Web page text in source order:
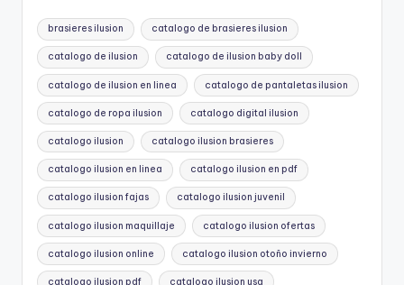
brasieres ilusion catalogo de brasieres ilusion
catalogo de ilusion catalogo de ilusion baby doll
catalogo de ilusion en linea catalogo de pantaletas ilusion
catalogo de ropa ilusion catalogo digital ilusion
catalogo ilusion catalogo ilusion brasieres
catalogo ilusion en linea catalogo ilusion en pdf
catalogo ilusion fajas catalogo ilusion juvenil
catalogo ilusion maquillaje catalogo ilusion ofertas
catalogo ilusion online catalogo ilusion otoño invierno
catalogo ilusion pdf catalogo ilusion usa